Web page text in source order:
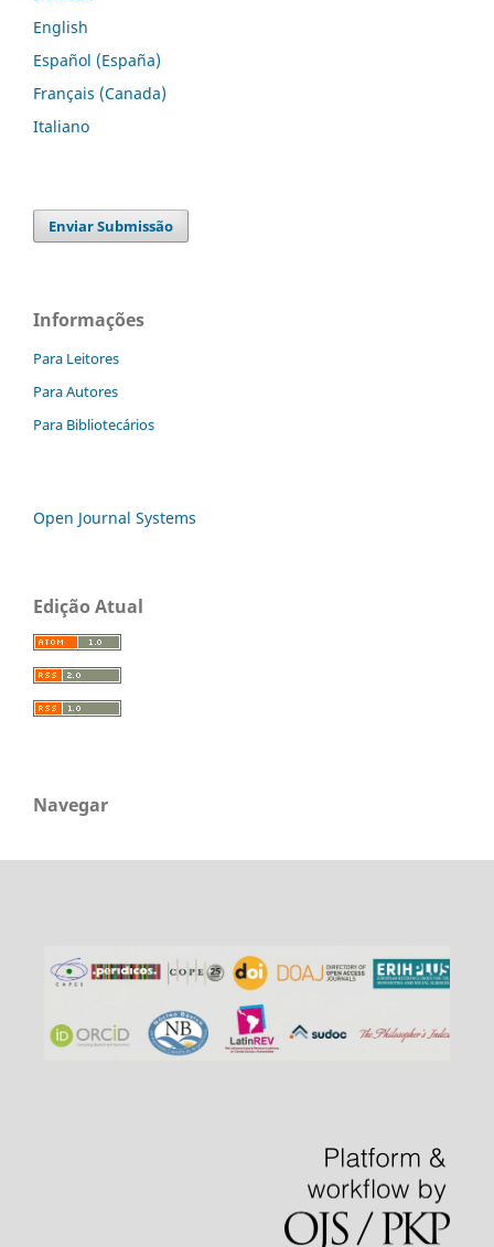
English
Español (España)
Français (Canada)
Italiano
Enviar Submissão
Informações
Para Leitores
Para Autores
Para Bibliotecários
Open Journal Systems
Edição Atual
Navegar